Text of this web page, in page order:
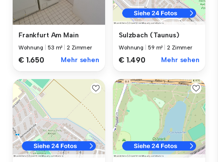
Frankfurt Am Main
Wohnung 53 m² |2 Zimmer
€ 1.650 Mehr sehen
Sulzbach (Taunus)
Wohnung 59 m² |2 Zimmer
€ 1.490 Mehr sehen